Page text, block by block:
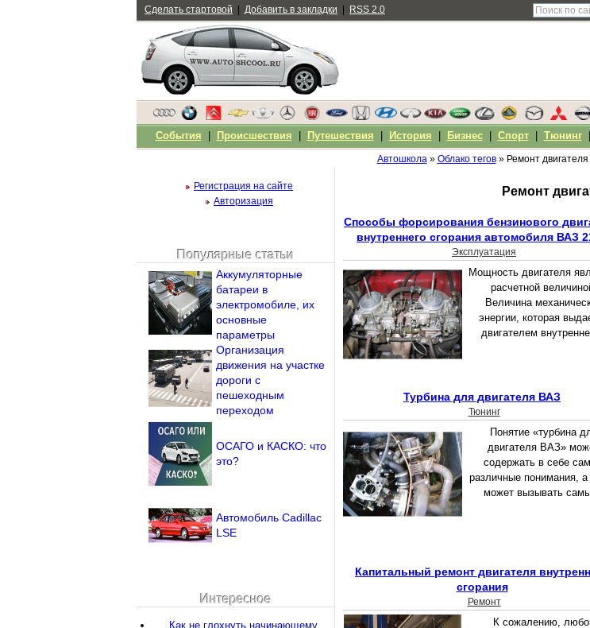
Автошкола» Облако тегов» Ремонт двигателя
Ремонт
Способы форсирования бензинового
внутреннего сгорания автомобиля ВАЗ
Эксплуатация
Мощность двигателя
расчетной
Величина
энергии, которая
двигателем
Турбина для двигателя ВАЗ
Тюнинг
Понятие «турбина
двигателя ВАЗ»
содержать в себе
различные понимания, а
может вызывать
Капитальный ремонт двигателя
сгорания
Ремонт
К сожалению,
Регистрация на сайте
Авторизация
Напомнить пароль?
Популярные статьи
Аккумуляторные
батареи в
электромобиле, их
основные
параметры
Организация
движения на участке
дороги с
пешеходным
переходом
ОСАГО и КАСКО: что
это?
Автомобиль Cadillac
LSE
Интересное
Как не глохнуть начинающему
Сделать стартовой Добавить в закладки RSS 2.0
События Происшествия Путешествия История Бизнес| Спорт| Тюнинг|